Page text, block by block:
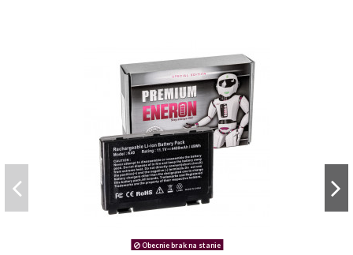
Obecnie brak na stanie